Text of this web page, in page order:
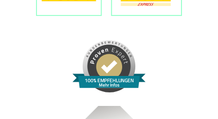
100% EMPFEHLUNGEN
Mehr Infos